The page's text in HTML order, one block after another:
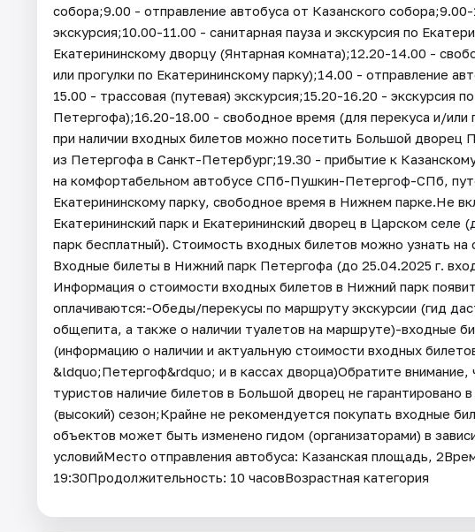
собора;9.00 - отправление автобуса от Казанского
экскурсия;10.00-11.00 - санитарная пауза и экскурсия по
Екатерининскому дворцу (Янтарная комната);12.20-14.00 -
или прогулки по Екатерининскому парку);14.00 - отправление
15.00 - трассовая (путевая) экскурсия;15.20-16.20 - экскурсия
Петергофа);16.20-18.00 - свободное время (для перекуса и/или
при наличии входных билетов можно посетить Большой дворец
из Петергофа в Санкт-Петербург;19.30 - прибытие к
на комфортабельном автобусе СПб-Пушкин-Петергоф-СПб,
Екатерининскому парку, свободное время в Нижнем парке.Не
Екатерининский парк и Екатерининский дворец в Царском селе
парк бесплатный). Стоимость входных билетов можно узнать
Входные билеты в Нижний парк Петергофа (до 25.04.2025 г.
Информация о стоимости входных билетов в Нижний парк
оплачиваются:-Обеды/перекусы по маршруту экскурсии (гид
общепита, а также о наличии туалетов на маршруте)-входные
(информацию о наличии и актуальную стоимости входных
&ldquo;Петергоф&rdquo; и в кассах дворца)Обратите внимание,
туристов наличие билетов в Большой дворец не гарантировано
(высокий) сезон;Крайне не рекомендуется покупать входные
объектов может быть изменено гидом (организаторами) в
условийМесто отправления автобуса: Казанская площадь,
19:30Продолжительность: 10 часовВозрастная категория